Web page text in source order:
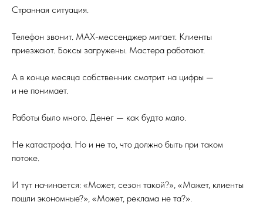
Странная ситуация.
Телефон звонит. MAX-мессенджер мигает. Клиенты
приезжают. Боксы загружены. Мастера работают.
А в конце месяца собственник смотрит на цифры —
и не понимает.
Работы было много. Денег — как будто мало.
Не катастрофа. Но и не то, что должно быть при таком
потоке.
И тут начинается: «Может, сезон такой?», «Может, клиенты
пошли экономные?», «Может, реклама не та?».